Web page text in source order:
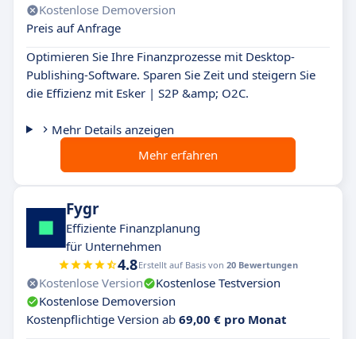
Kostenlose Demoversion
Preis auf Anfrage
Optimieren Sie Ihre Finanzprozesse mit Desktop-
Publishing-Software. Sparen Sie Zeit und steigern Sie
die Effizienz mit Esker | S2P &amp; O2C.
Mehr Details anzeigen
Mehr erfahren
Fygr
Effiziente Finanzplanung
für Unternehmen
4.8Erstellt auf Basis von 20 Bewertungen
Kostenlose Version
Kostenlose Testversion
Kostenlose Demoversion
Kostenpflichtige Version ab 69,00 € pro Monat